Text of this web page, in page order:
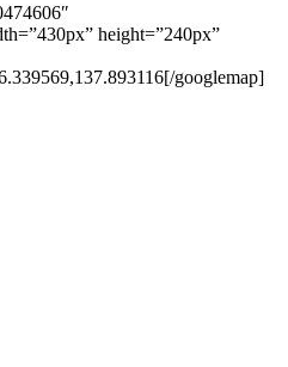
height=”240px”
googlemap]